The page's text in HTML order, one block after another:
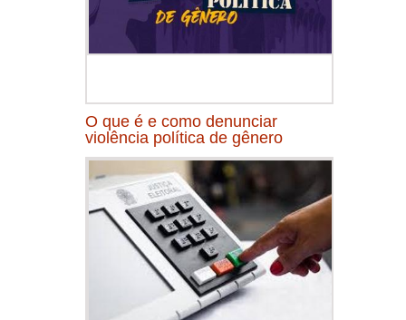
O que é e como denunciar
violência política de gênero